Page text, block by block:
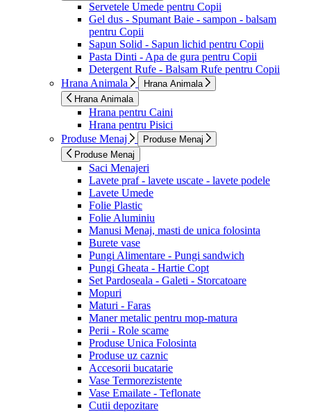
Servetele Umede pentru Copii
Gel dus - Spumant Baie - sampon - balsam
pentru Copii
Sapun Solid - Sapun lichid pentru Copii
Pasta Dinti - Apa de gura pentru Copii
Detergent Rufe - Balsam Rufe pentru Copii
Hrana Animala
Hrana Animala
Hrana Animala
Hrana pentru Caini
Hrana pentru Pisici
Produse Menaj
Produse Menaj
Produse Menaj
Saci Menajeri
Lavete praf - lavete uscate - lavete podele
Lavete Umede
Folie Plastic
Folie Aluminiu
Manusi Menaj, masti de unica folosinta
Burete vase
Pungi Alimentare - Pungi sandwich
Pungi Gheata - Hartie Copt
Set Pardoseala - Galeti - Storcatoare
Mopuri
Maturi - Faras
Maner metalic pentru mop-matura
Perii - Role scame
Produse Unica Folosinta
Produse uz caznic
Accesorii bucatarie
Vase Termorezistente
Vase Emailate - Teflonate
Cutii depozitare